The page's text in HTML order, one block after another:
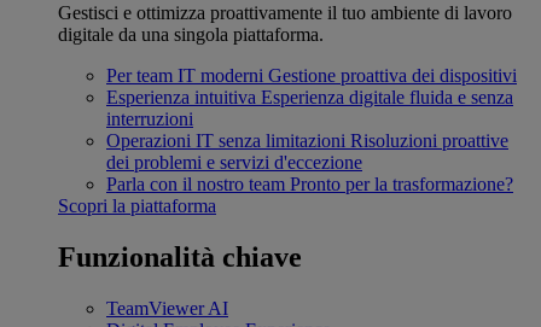
Gestisci e ottimizza proattivamente il tuo ambiente di lavoro
digitale da una singola piattaforma.
Per team IT moderni Gestione proattiva dei dispositivi
Esperienza intuitiva Esperienza digitale fluida e senza
interruzioni
Operazioni IT senza limitazioni Risoluzioni proattive
dei problemi e servizi d'eccezione
Parla con il nostro team Pronto per la trasformazione?
Scopri la piattaforma
Funzionalità chiave
TeamViewer AI